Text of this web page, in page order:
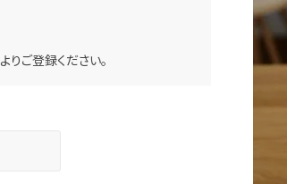
よりご登録ください。